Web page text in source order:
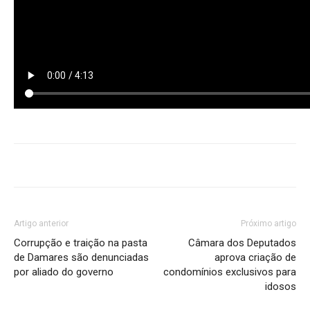
Artigo anterior
Corrupção e traição na pasta
de Damares são denunciadas
por aliado do governo
Próximo artigo
Câmara dos Deputados
aprova criação de
condomínios exclusivos para
idosos